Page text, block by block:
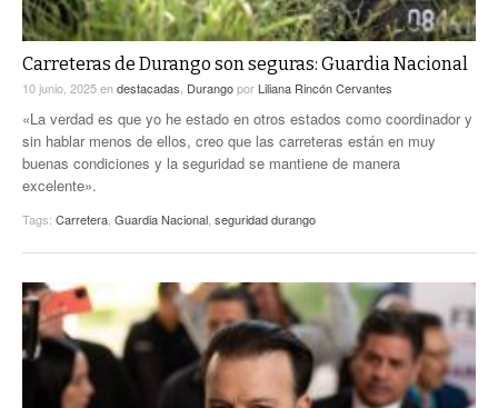
Carreteras de Durango son seguras: Guardia Nacional
10 junio, 2025endestacadas Durangopor Liliana Rincón Cervantes
«La verdad es que yo he estado en otros estados como coordinador y
sin hablar menos de ellos, creo que las carreteras están en muy
buenas condiciones y la seguridad se mantiene de manera
excelente».
Tags: Carretera Guardia Nacional seguridad durango